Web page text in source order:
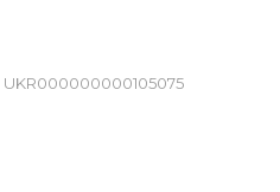
UKR000000000105075